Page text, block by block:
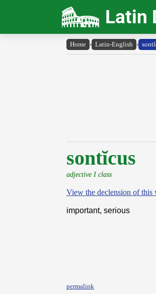
Latin
Home › Latin-English ›
sontĭcus
adjective I class
View the declension of this
important, serious
permalink